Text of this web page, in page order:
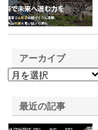
アーカイブ
最近の記事